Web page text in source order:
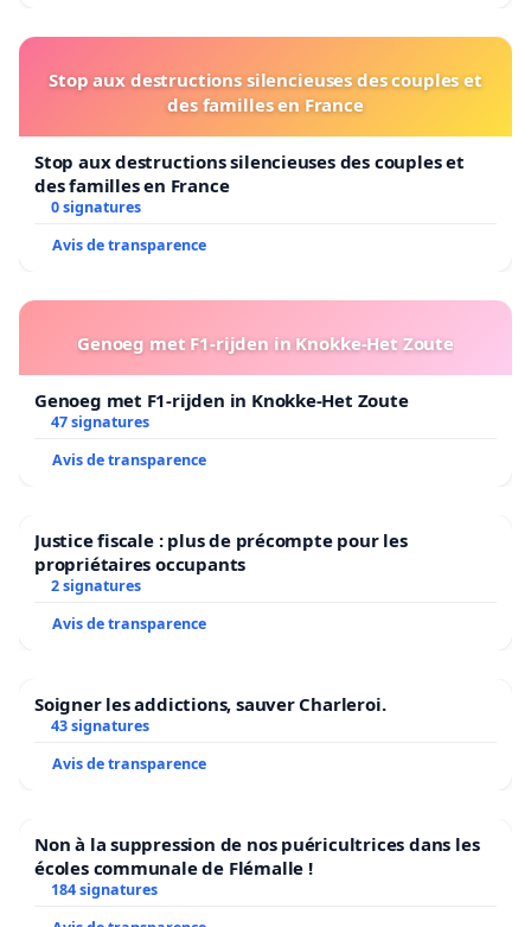
Stop aux destructions silencieuses des couples et
des familles en France
Stop aux destructions silencieuses des couples et
des familles en France
0 signatures
Avis de transparence
Genoeg met F1-rijden in Knokke-Het Zoute
Genoeg met F1-rijden in Knokke-Het Zoute
47 signatures
Avis de transparence
Justice fiscale : plus de précompte pour les
propriétaires occupants
2 signatures
Avis de transparence
Soigner les addictions, sauver Charleroi.
43 signatures
Avis de transparence
Non à la suppression de nos puéricultrices dans les
écoles communale de Flémalle !
184 signatures